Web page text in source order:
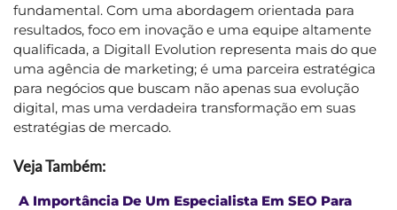
fundamental. Com uma abordagem orientada para
resultados, foco em inovação e uma equipe altamente
qualificada, a Digitall Evolution representa mais do que
uma agência de marketing; é uma parceira estratégica
para negócios que buscam não apenas sua evolução
digital, mas uma verdadeira transformação em suas
estratégias de mercado.
Veja Também:
A Importância De Um Especialista Em SEO Para